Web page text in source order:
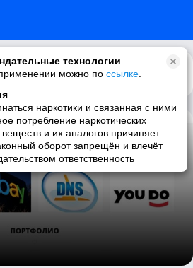
технологии
можно по ссылке
наркотики и связанная с ними
потребление наркотических
и их аналогов причиняет
оборот запрещён и влечёт
ответственность